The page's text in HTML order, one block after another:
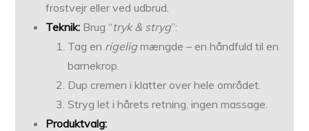
frostvejr eller ved udbrud.
Teknik: Brug “tryk & stryg”:
Tag en rigeligmængde – en håndfuld til en
barnekrop.
Dup cremen i klatter over hele området.
Stryg let i hårets retning, ingen massage.
Produktvalg: